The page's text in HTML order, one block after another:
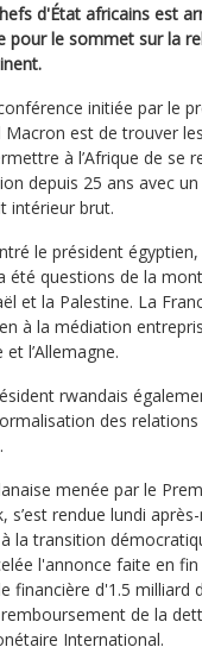
d'État africains est
pour le sommet sur la
initiée par le
est de trouver
à l’Afrique de se
depuis 25 ans avec
intérieur brut.
le président
été questions de la
et la Palestine. La
à la médiation
l’Allemagne.
rwandais
des
menée par le
s’est rendue lundi
la transition
l'annonce faite en
financière d'1.5 milliard
de la
International.